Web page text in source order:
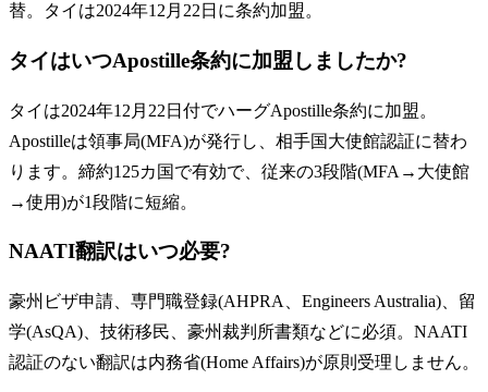
替。タイは2024年12月22日に条約加盟。
タイはいつApostille条約に加盟しましたか?
タイは2024年12月22日付でハーグApostille条約に加盟。
Apostilleは領事局(MFA)が発行し、相手国大使館認証に替わ
ります。締約125カ国で有効で、従来の3段階(MFA→大使館
→使用)が1段階に短縮。
NAATI翻訳はいつ必要?
豪州ビザ申請、専門職登録(AHPRA、Engineers Australia)、留
学(AsQA)、技術移民、豪州裁判所書類などに必須。NAATI
認証のない翻訳は内務省(Home Affairs)が原則受理しません。